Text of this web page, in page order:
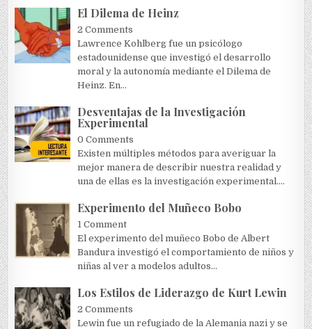
El Dilema de Heinz
2 Comments
Lawrence Kohlberg fue un psicólogo
estadounidense que investigó el desarrollo
moral y la autonomía mediante el Dilema de
Heinz. En...
Desventajas de la Investigación
Experimental
0 Comments
Existen múltiples métodos para averiguar la
mejor manera de describir nuestra realidad y
una de ellas es la investigación experimental....
Experimento del Muñeco Bobo
1 Comment
El experimento del muñeco Bobo de Albert
Bandura investigó el comportamiento de niños y
niñas al ver a modelos adultos...
Los Estilos de Liderazgo de Kurt Lewin
2 Comments
Lewin fue un refugiado de la Alemania nazi y se